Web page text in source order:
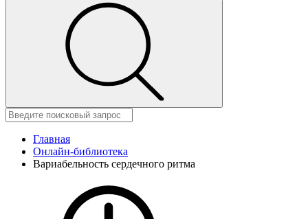
Главная
Онлайн-библиотека
Вариабельность сердечного ритма